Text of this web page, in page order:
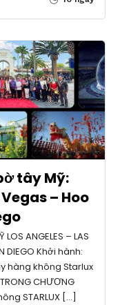
tây Mỹ:
– Hoo
ANGELES – LAS
DIEGO Khởi hành:
hàng không Starlux
CHƯƠNG
STARLUX […]